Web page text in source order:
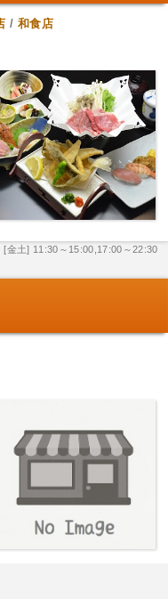
/ 和食店
[金土] 11:30～15:00,17:00～22:30